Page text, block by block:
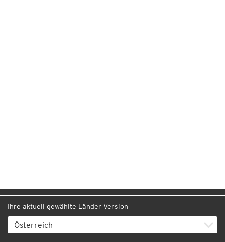
Ihre aktuell gewählte Länder-Version